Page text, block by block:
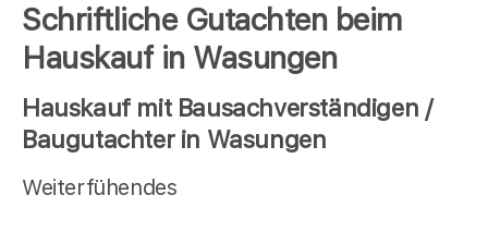
Schriftliche Gutachten beim
Hauskauf in Wasungen
Hauskauf mit Bausachverständigen /
Baugutachter in Wasungen
Weiterfühendes